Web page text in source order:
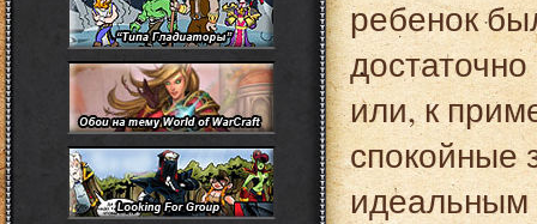
ребенок
или, к
спокойные
идеальным